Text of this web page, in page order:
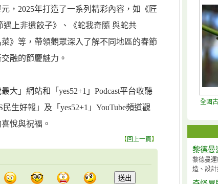
，2025年打造了一系列精彩內容，如《匠
上非遺餃子》、《蛇我奇隨 與蛇共
》等，帶領觀眾深入了解不同地區的春節
融的節慶魅力。
大」網站和「yes52+1」Podcast平台收聽
生好報」及「yes52+1」YouTube頻道觀
悅與祝福。
【回上一頁】
全國
黎德曼
黎德曼
造、設